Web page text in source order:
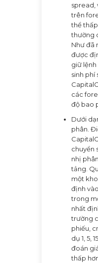
spread,
trên
thể
thường
Như đã
được
giữ
sinh phí
các
độ bao
Dưới
phân.
chuyển
nhị
tảng.
một
định
trong
nhất
trường
phiếu,
dụ 1, 5,
đoán
thấp